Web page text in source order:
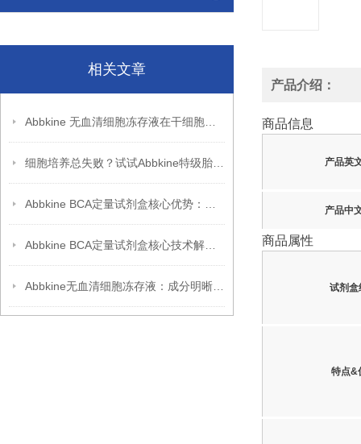
相关文章
产品介绍：
商品信息
产品英
产品中
商品属性
试剂盒
特点&